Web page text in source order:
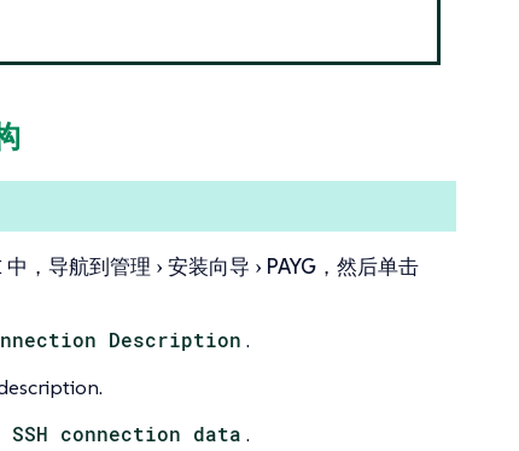
中，导航到管理 安装向导 PAYG，然后单击
Description .
connection data .